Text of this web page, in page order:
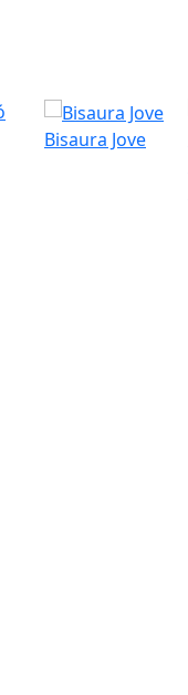
Bisaura Jove